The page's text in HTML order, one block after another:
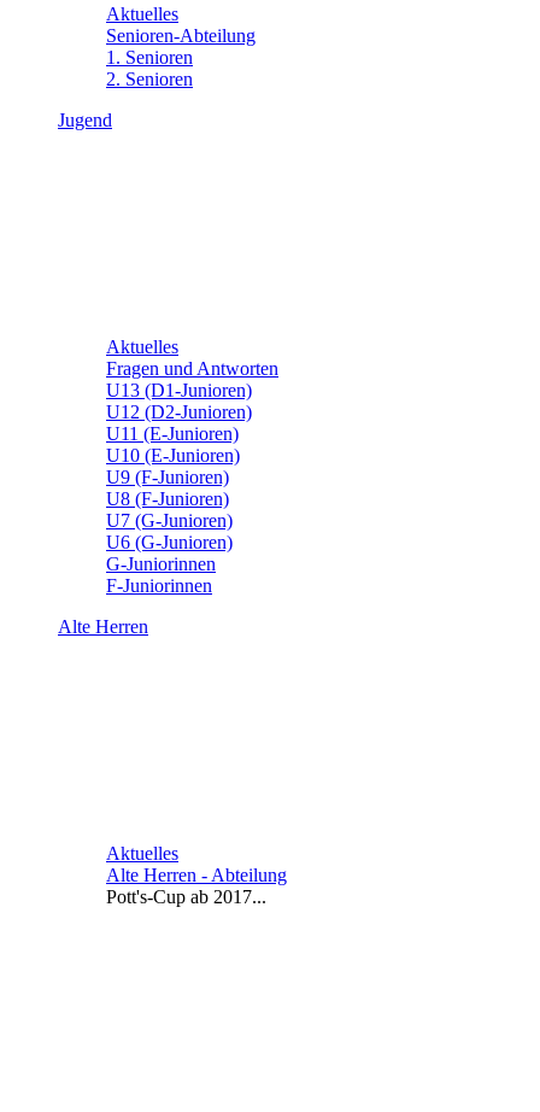
Aktuelles
Senioren-Abteilung
1. Senioren
2. Senioren
Jugend
Aktuelles
Fragen und Antworten
U13 (D1-Junioren)
U12 (D2-Junioren)
U11 (E-Junioren)
U10 (E-Junioren)
U9 (F-Junioren)
U8 (F-Junioren)
U7 (G-Junioren)
U6 (G-Junioren)
G-Juniorinnen
F-Juniorinnen
Alte Herren
Aktuelles
Alte Herren - Abteilung
Pott's-Cup ab 2017...